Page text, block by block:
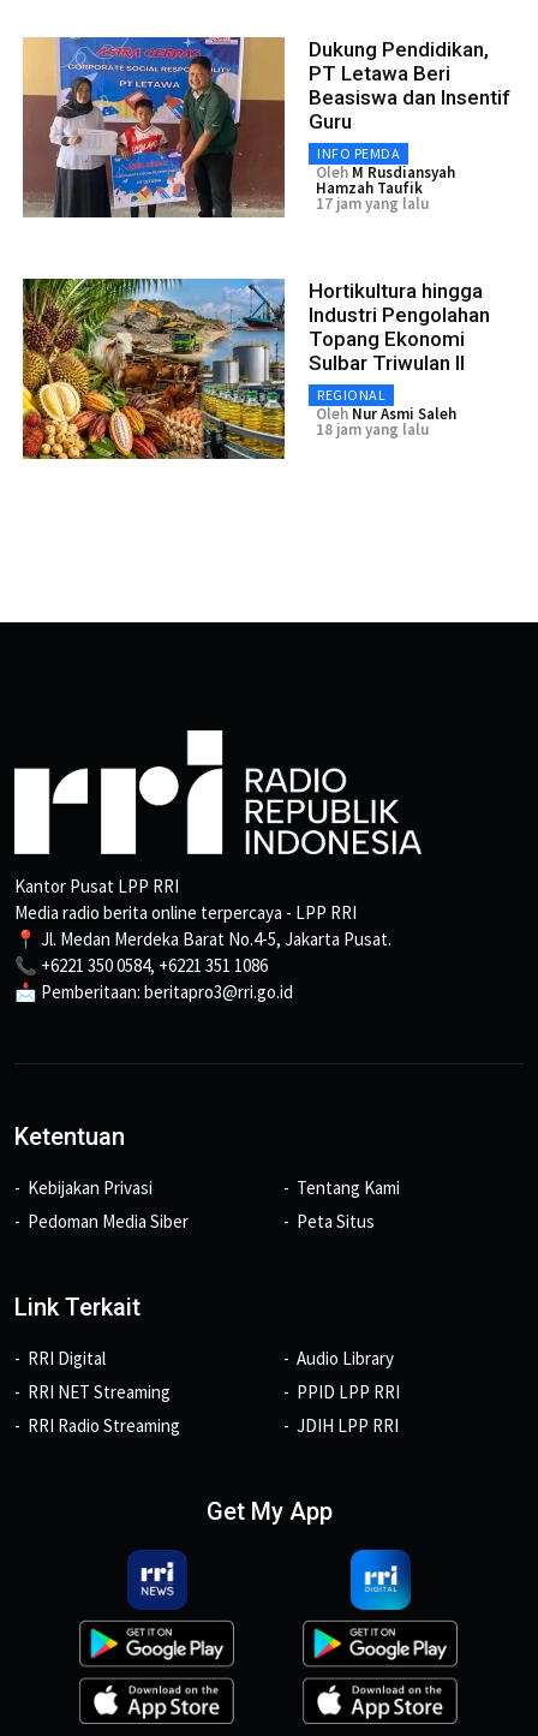
Dukung Pendidikan,
PT Letawa Beri
Beasiswa dan Insentif
Guru
INFO PEMDA
Oleh M Rusdiansyah
Hamzah Taufik
17 jam yang lalu
Hortikultura hingga
Industri Pengolahan
Topang Ekonomi
Sulbar Triwulan II
REGIONAL
Oleh Nur Asmi Saleh
18 jam yang lalu
Kantor Pusat LPP RRI
Media radio berita online terpercaya - LPP RRI
📍 Jl. Medan Merdeka Barat No.4-5, Jakarta Pusat.
📞 +6221 350 0584, +6221 351 1086
📩 Pemberitaan: beritapro3@rri.go.id
Ketentuan
Kebijakan Privasi
Pedoman Media Siber
Tentang Kami
Peta Situs
Link Terkait
RRI Digital
RRI NET Streaming
RRI Radio Streaming
Audio Library
PPID LPP RRI
JDIH LPP RRI
Get My App